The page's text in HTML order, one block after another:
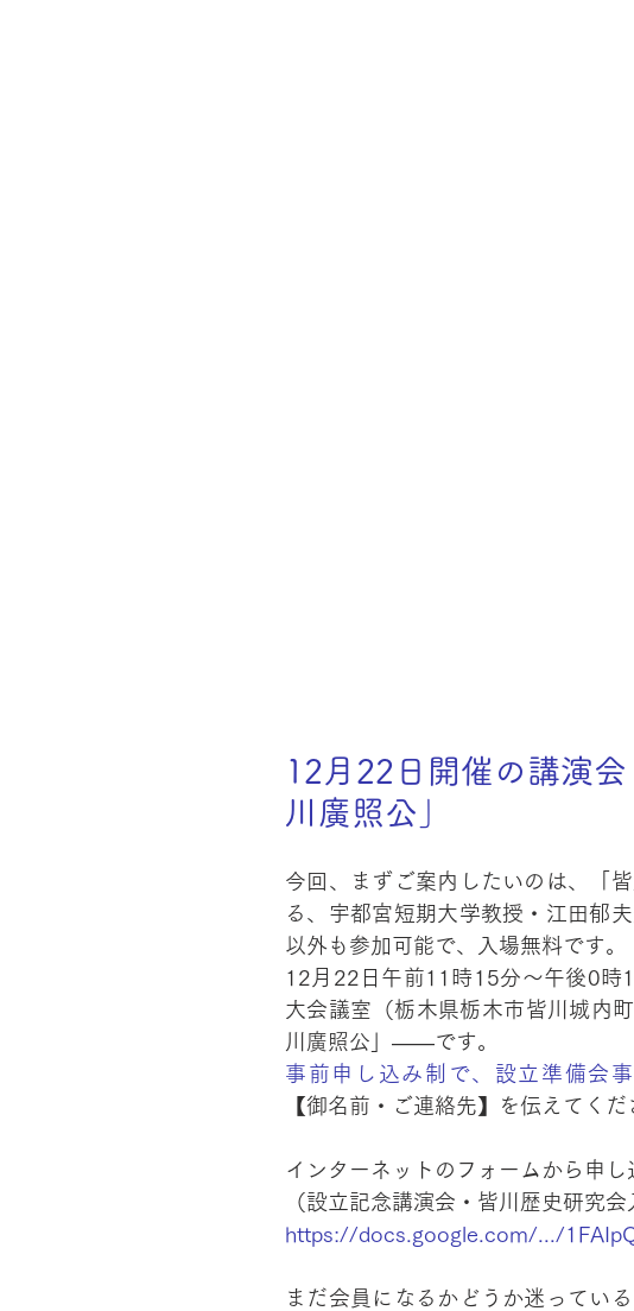
12月22日開催の講演
川廣照公」
今回、まずご案内したいのは、「
る、宇都宮短期大学教授・江田郁
以外も参加可能で、入場無料です。
12月22日午前11時15分～午後0時
大会議室（栃木県栃木市皆川城内
川廣照公」――です。
事前申し込み制で、設立準備会
【御名前・ご連絡先】を伝えてくだ
インターネットのフォームから申し
（設立記念講演会・皆川歴史研究会
https://docs.google.com/.../
まだ会員になるかどうか迷ってい